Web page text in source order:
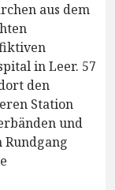
aus dem
in Leer. 57
den
Station
und
Rundgang